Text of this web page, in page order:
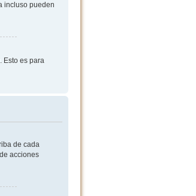
incluso pueden
Esto es para
de cada
acciones